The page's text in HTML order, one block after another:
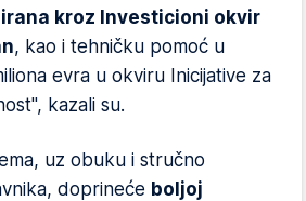
kroz Investicioni okvir
, kao i tehničku pomoć u
evra u okviru Inicijative za
kazali su.
uz obuku i stručno
doprineće boljoj